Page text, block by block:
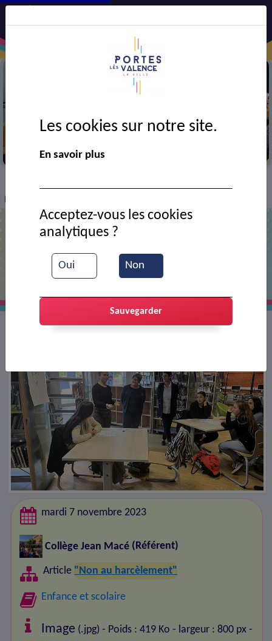
Non au harcèlement
Non au harcèlement
mardi 7 novembre 2023
Collège Jean Macé (Référent)
Article "Non au harcèlement"
Enfance et scolaire
Image (.jpg) - Poids : 419 Ko - largeur : 800 px -
Les cookies sur notre site.
En savoir plus
Oui Non
Acceptez-vous les cookies
analytiques ?
Sauvegarder